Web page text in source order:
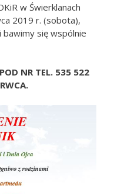
w Świerklanach
2019 r. (sobota),
się wspólnie
NR TEL. 535 522